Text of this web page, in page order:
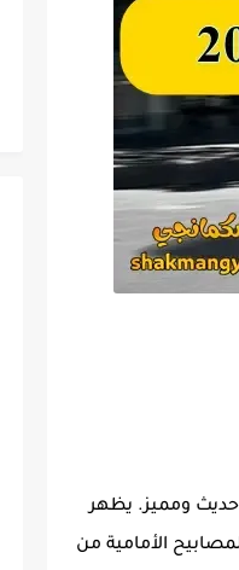
حديث ومميز. يظهر
الأمامية من